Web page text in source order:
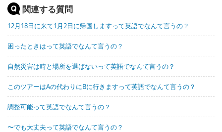
関連する質問
12月18日に来て1月2日に帰国しますって英語でなんて言うの？
困ったときはって英語でなんて言うの？
自然災害は時と場所を選ばないって英語でなんて言うの？
このツアーはAの代わりにBに行きますって英語でなんて言うの？
調整可能って英語でなんて言うの？
〜でも大丈夫って英語でなんて言うの？